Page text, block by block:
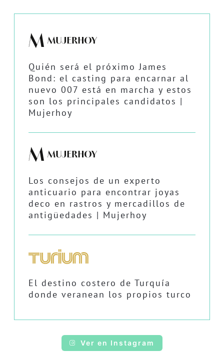
Quién será el próximo James
Bond: el casting para encarnar al
nuevo 007 está en marcha y estos
son los principales candidatos |
Mujerhoy
Los consejos de un experto
anticuario para encontrar joyas
deco en rastros y mercadillos de
antigüedades | Mujerhoy
El destino costero de Turquía
donde veranean los propios turco
Ver en Instagram